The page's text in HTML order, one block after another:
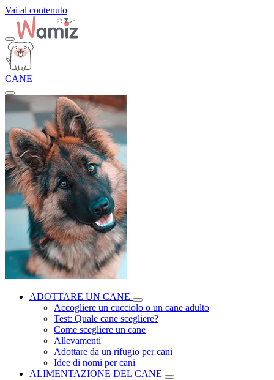
Vai al contenuto
CANE
ADOTTARE UN CANE
Accogliere un cucciolo o un cane adulto
Test: Quale cane scegliere?
Come scegliere un cane
Allevamenti
Adottare da un rifugio per cani
Idee di nomi per cani
ALIMENTAZIONE DEL CANE